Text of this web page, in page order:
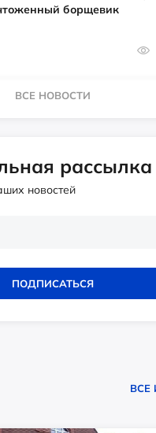
борщевик
ВСЕ НОВОСТИ
рассылка
новостей
ПОДПИСАТЬСЯ
ВСЕ